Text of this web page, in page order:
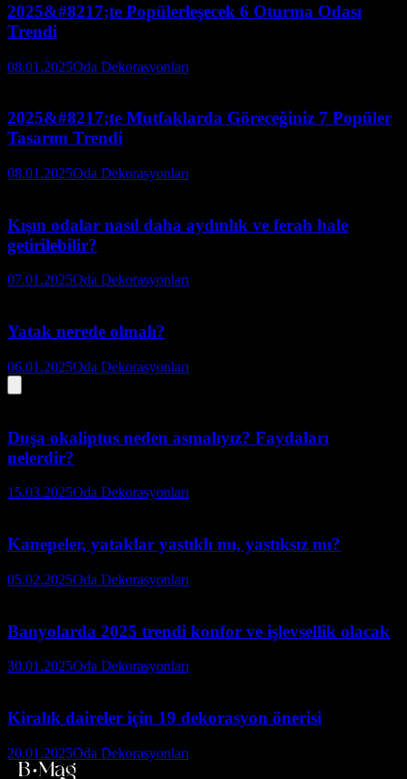
2025&#8217;te Popülerleşecek 6 Oturma Odası
Trendi
08.01.2025Oda Dekorasyonları
2025&#8217;te Mutfaklarda Göreceğiniz 7 Popüler
Tasarım Trendi
08.01.2025Oda Dekorasyonları
Kışın odalar nasıl daha aydınlık ve ferah hale
getirilebilir?
07.01.2025Oda Dekorasyonları
Yatak nerede olmalı?
06.01.2025Oda Dekorasyonları
Duşa okaliptus neden asmalıyız? Faydaları
nelerdir?
15.03.2025Oda Dekorasyonları
Kanepeler, yataklar yastıklı mı, yastıksız mı?
05.02.2025Oda Dekorasyonları
Banyolarda 2025 trendi konfor ve işlevsellik olacak
30.01.2025Oda Dekorasyonları
Kiralık daireler için 19 dekorasyon önerisi
20.01.2025Oda Dekorasyonları